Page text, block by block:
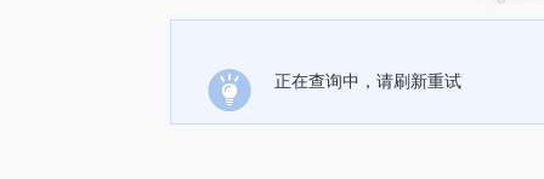
正在查询中，请刷新重试